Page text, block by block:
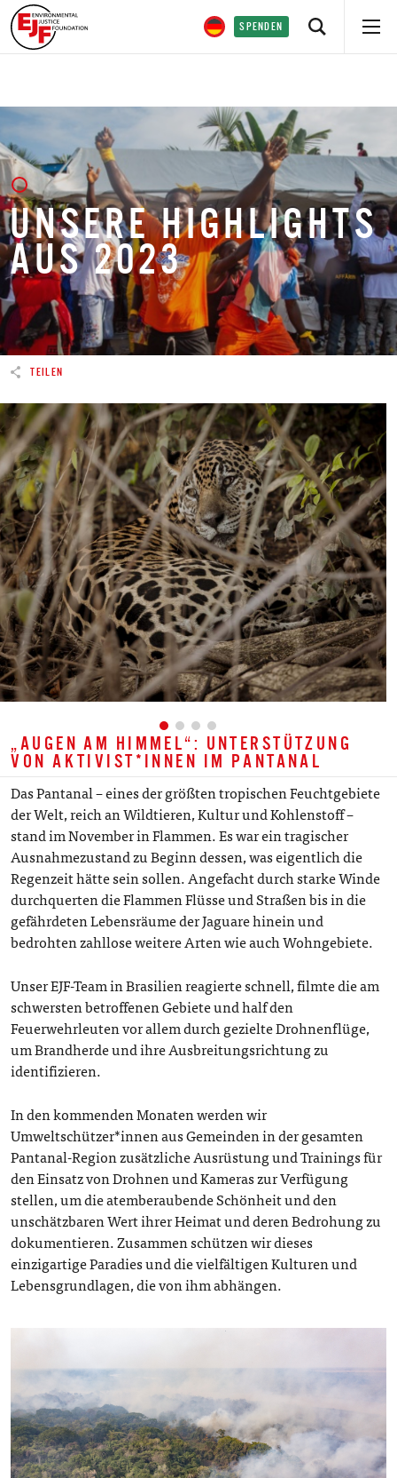
SPENDEN
UNSERE HIGHLIGHTS
AUS 2023
TEILEN
„AUGEN AM HIMMEL“: UNTERSTÜTZUNG
VON AKTIVIST*INNEN IM PANTANAL
Das Pantanal – eines der größten tropischen Feuchtgebiete
der Welt, reich an Wildtieren, Kultur und Kohlenstoff –
stand im November in Flammen. Es war ein tragischer
Ausnahmezustand zu Beginn dessen, was eigentlich die
Regenzeit hätte sein sollen. Angefacht durch starke Winde
durchquerten die Flammen Flüsse und Straßen bis in die
gefährdeten Lebensräume der Jaguare hinein und
bedrohten zahllose weitere Arten wie auch Wohngebiete.
Unser EJF-Team in Brasilien reagierte schnell, filmte die am
schwersten betroffenen Gebiete und half den
Feuerwehrleuten vor allem durch gezielte Drohnenflüge,
um Brandherde und ihre Ausbreitungsrichtung zu
identifizieren.
In den kommenden Monaten werden wir
Umweltschützer*innen aus Gemeinden in der gesamten
Pantanal-Region zusätzliche Ausrüstung und Trainings für
den Einsatz von Drohnen und Kameras zur Verfügung
stellen, um die atemberaubende Schönheit und den
unschätzbaren Wert ihrer Heimat und deren Bedrohung zu
dokumentieren. Zusammen schützen wir dieses
einzigartige Paradies und die vielfältigen Kulturen und
Lebensgrundlagen, die von ihm abhängen.